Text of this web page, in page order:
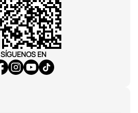
SÍGUENOS EN